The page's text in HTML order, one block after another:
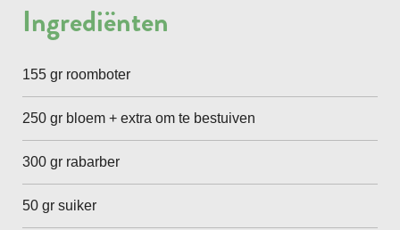
Ingrediënten
155 gr roomboter
250 gr bloem + extra om te bestuiven
300 gr rabarber
50 gr suiker